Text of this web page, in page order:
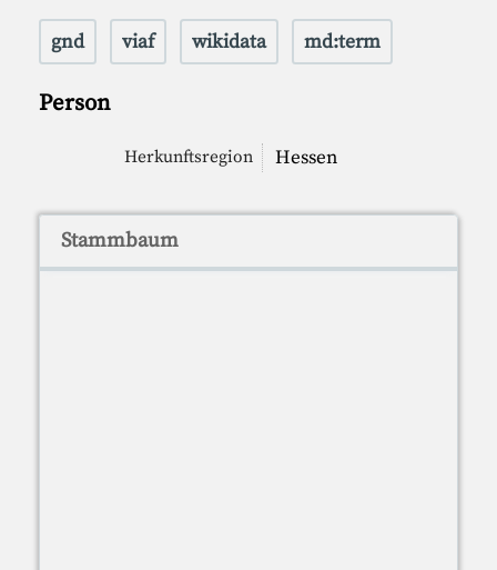
gnd viaf wikidata md:term
Person
Herkunftsregion Hessen
Stammbaum